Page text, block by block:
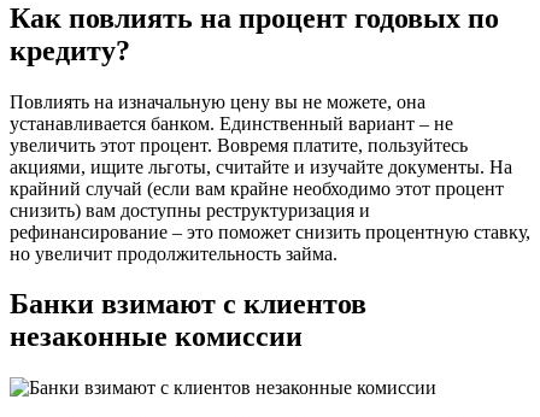
Как повлиять на процент годовых по
кредиту?
Повлиять на изначальную цену вы не можете, она
устанавливается банком. Единственный вариант – не
увеличить этот процент. Вовремя платите, пользуйтесь
акциями, ищите льготы, считайте и изучайте документы. На
крайний случай (если вам крайне необходимо этот процент
снизить) вам доступны реструктуризация и
рефинансирование – это поможет снизить процентную ставку,
но увеличит продолжительность займа.
Банки взимают с клиентов
незаконные комиссии